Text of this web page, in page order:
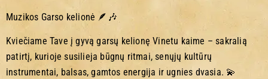
Muzikos Garso kelionė 🪶🎶
Kviečiame Tave į gyvą garsų kelionę Vinetu kaime – sakralią
patirtį, kurioje susilieja būgnų ritmai, senųjų kultūrų
instrumentai, balsas, gamtos energija ir ugnies dvasia. 💫